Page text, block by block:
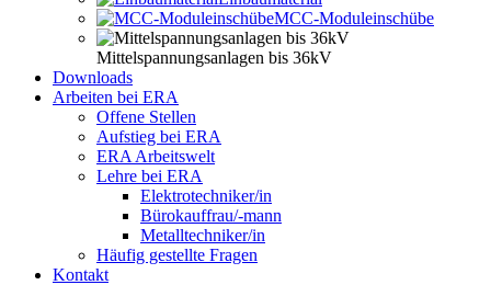
MCC-Moduleinschübe
Mittelspannungsanlagen bis 36kV
Downloads
Arbeiten bei ERA
Offene Stellen
Aufstieg bei ERA
ERA Arbeitswelt
Lehre bei ERA
Elektrotechniker/in
Bürokauffrau/-mann
Metalltechniker/in
Häufig gestellte Fragen
Kontakt